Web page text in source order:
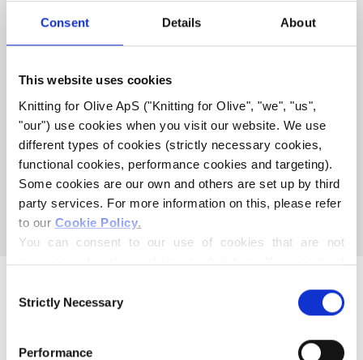
Consent Details About
This website uses cookies
Knitting for Olive ApS ("Knitting for Olive", "we", "us",
"our") use cookies when you visit our website. We use
different types of cookies (strictly necessary cookies,
functional cookies, performance cookies and targeting).
Some cookies are our own and others are set up by third
party services. For more information on this, please refer
to our Cookie Policy.
You can consent to our use of cookies that are not
necessary for the website to function. Your consent
controller, may process your personal data for the
You may change or withdraw your consent at any time
Selection
Strictly Necessary
Performance
ÄR KOMPATIBELT MED
MED SOFT SILK MOHAIR -
BOTTLE GREEN
Denna samling är tom
FORTSÄTT HANDLA